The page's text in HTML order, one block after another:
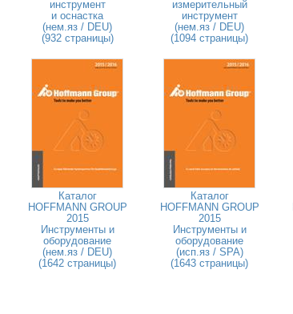
инструмент
и оснастка
(нем.яз / DEU)
(932 страницы)
измерительный
инструмент
(нем.яз / DEU)
(1094 страницы)
Каталог
HOFFMANN GROUP
2015
Инструменты и
оборудование
(нем.яз / DEU)
(1642 страницы)
Каталог
HOFFMANN GROUP
2015
Инструменты и
оборудование
(исп.яз / SPA)
(1643 страницы)